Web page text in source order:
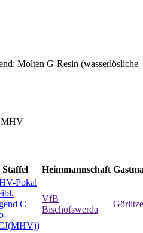
Molten G-Resin (wasserlösliche
MHV
Staffel Heimmannschaft
Pokal
C
VfB
Bischofswerda